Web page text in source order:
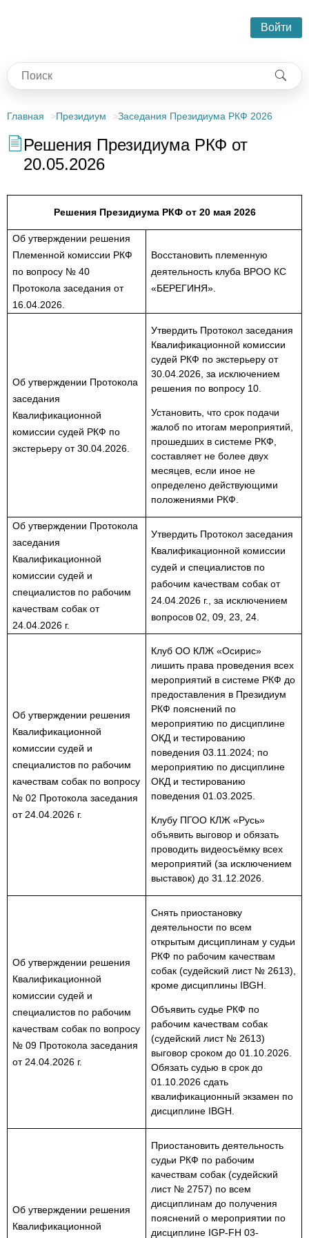
Войти
Главная Президиум Заседания Президиума РКФ 2026
Решения Президиума РКФ от
20.05.2026
Решения Президиума РКФ от 20 мая 2026
Об утверждении решения
Племенной комиссии РКФ
по вопросу № 40
Протокола заседания от
16.04.2026.
Восстановить племенную
деятельность клуба ВРОО КС
«БЕРЕГИНЯ».
Об утверждении Протокола
заседания
Квалификационной
комиссии судей РКФ по
экстерьеру от 30.04.2026.
Утвердить Протокол заседания
Квалификационной комиссии
судей РКФ по экстерьеру от
30.04.2026, за исключением
решения по вопросу 10.
Установить, что срок подачи
жалоб по итогам мероприятий,
прошедших в системе РКФ,
составляет не более двух
месяцев, если иное не
определено действующими
положениями РКФ.
Об утверждении Протокола
заседания
Квалификационной
комиссии судей и
специалистов по рабочим
качествам собак от
24.04.2026 г.
Утвердить Протокол заседания
Квалификационной комиссии
судей и специалистов по
рабочим качествам собак от
24.04.2026 г., за исключением
вопросов 02, 09, 23, 24.
Об утверждении решения
Квалификационной
комиссии судей и
специалистов по рабочим
качествам собак по вопросу
№ 02 Протокола заседания
от 24.04.2026 г.
КлубОО КЛЖ «Осирис»
лишить права проведения всех
мероприятий в системе РКФ до
предоставления в Президиум
РКФ пояснений по
мероприятию по дисциплине
ОКД и тестированию
поведения 03.11.2024; по
мероприятию по дисциплине
ОКД и тестированию
поведения 01.03.2025.
Клубу ПГОО КЛЖ «Русь»
объявить выговор иобязать
проводить видеосъёмку всех
мероприятий (за исключением
выставок) до 31.12.2026.
Об утверждении решения
Квалификационной
комиссии судей и
специалистов по рабочим
качествам собак по вопросу
№ 09 Протокола заседания
от 24.04.2026 г.
Снять приостановку
деятельности по всем
открытым дисциплинам у судьи
РКФ по рабочим качествам
собак (судейский лист № 2613),
кроме дисциплины IBGH.
Объявить судье РКФ по
рабочим качествам собак
(судейский лист № 2613)
выговор сроком до 01.10.2026.
Обязать судью в срок до
01.10.2026 сдать
квалификационный экзамен по
дисциплине IBGH.
Об утверждении решения
Квалификационной
Приостановить деятельность
судьи РКФ по рабочим
качествам собак (судейский
лист № 2757) по всем
дисциплинам до получения
пояснений о мероприятии по
дисциплине IGP-FH 03-